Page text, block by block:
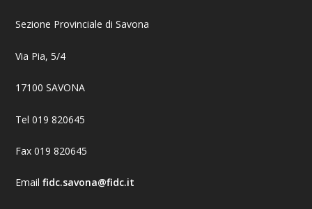
Sezione Provinciale di Savona
Via Pia, 5/4
17100 SAVONA
Tel 019 820645
Fax 019 820645
Emailfidc.savona@fidc.it